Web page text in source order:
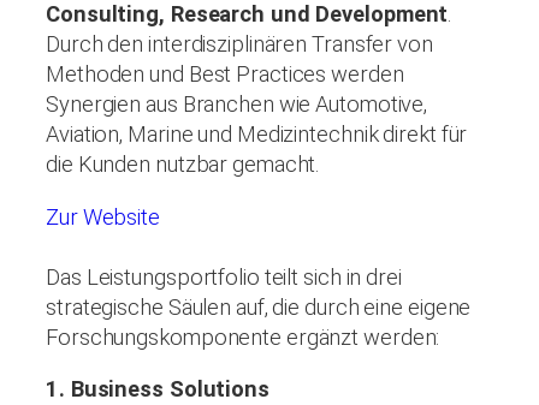
Consulting, Research und Development.
Durch den interdisziplinären Transfer von
Methoden und Best Practices werden
Synergien aus Branchen wie Automotive,
Aviation, Marine und Medizintechnik direkt für
die Kunden nutzbar gemacht.
Zur Website
Das Leistungsportfolio teilt sich in drei
strategische Säulen auf, die durch eine eigene
Forschungskomponente ergänzt werden:
1. Business Solutions